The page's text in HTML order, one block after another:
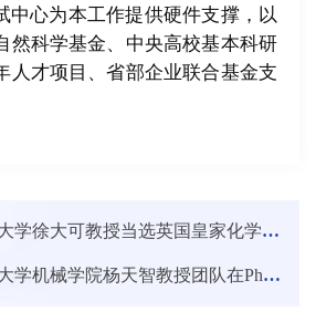
中心为本工作提供硬件支撑，以
然科学基金、中央高校基本科研
人才项目、省部企业联合基金支
学徐大可教授当选英国皇家化学会会士
械学院杨天智教授团队在Physical Review Letters上发表论文